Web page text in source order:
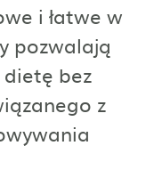
i łatwe w
pozwalają
bez
z